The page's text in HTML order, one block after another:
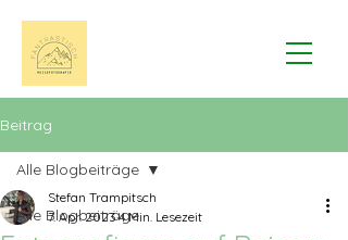
Beitrag
Alle Blogbeiträge
Alle Blogbeiträge
Stefan Trampitsch
7. Apr. 20234 Min. Lesezeit